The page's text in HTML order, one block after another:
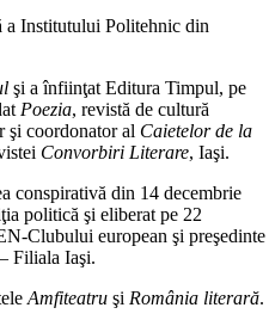
a Institutului Politehnic din
şi a înfiinţat Editura Timpul, pe
Poezia, revistă de cultură
şi coordonator al Caietelor de la
Convorbiri Literare, Iaşi.
conspirativă din 14 decembrie
politică şi eliberat pe 22
Clubului european şi preşedinte
Filiala Iaşi.
Amfiteatru şi România literară.